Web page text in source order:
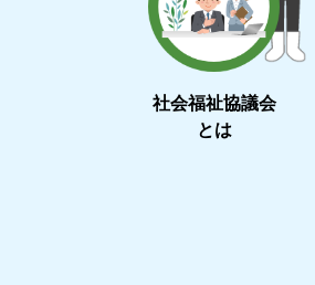
社会福祉協議会
とは